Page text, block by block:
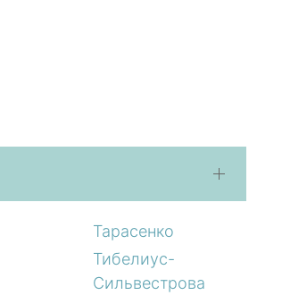
Тарасенко
Тибелиус-
Сильвестрова